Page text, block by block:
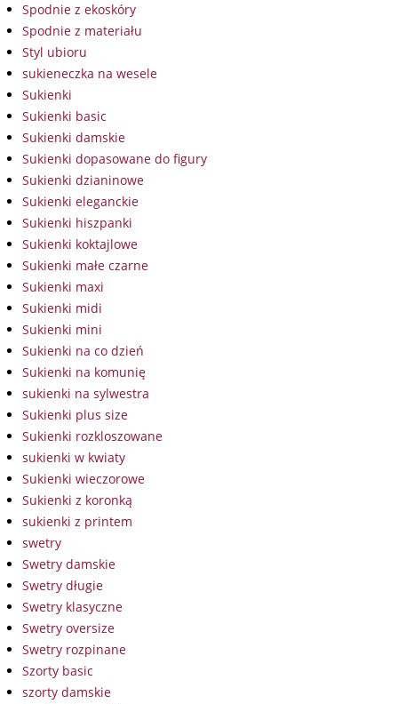
Spodnie z ekoskóry
Spodnie z materiału
Styl ubioru
sukieneczka na wesele
Sukienki
Sukienki basic
Sukienki damskie
Sukienki dopasowane do figury
Sukienki dzianinowe
Sukienki eleganckie
Sukienki hiszpanki
Sukienki koktajlowe
Sukienki małe czarne
Sukienki maxi
Sukienki midi
Sukienki mini
Sukienki na co dzień
Sukienki na komunię
sukienki na sylwestra
Sukienki plus size
Sukienki rozkloszowane
sukienki w kwiaty
Sukienki wieczorowe
Sukienki z koronką
sukienki z printem
swetry
Swetry damskie
Swetry długie
Swetry klasyczne
Swetry oversize
Swetry rozpinane
Szorty basic
szorty damskie